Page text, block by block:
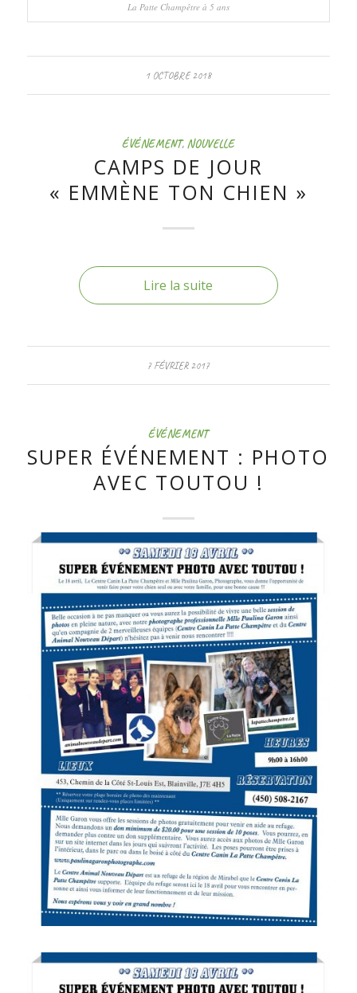
La Patte Champêtre à 5 ans
1 OCTOBRE 2018
ÉVÉNEMENT, NOUVELLE
CAMPS DE JOUR
« EMMÈNE TON CHIEN »
Lire la suite
7 FÉVRIER 2017
ÉVÉNEMENT
SUPER ÉVÉNEMENT : PHOTO
AVEC TOUTOU !